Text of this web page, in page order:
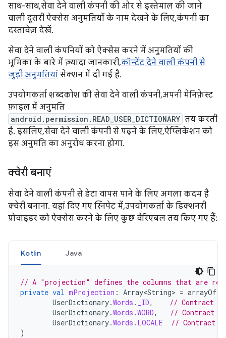
साथ-साथ, सेवा देने वाली कंपनी की ओर से इस्तेमाल की जाने
वाली दूसरी ऐक्सेस अनुमतियों के नाम देखने के लिए, कंपनी का
दस्तावेज़ देखें.
सेवा देने वाली कंपनियों को ऐक्सेस करने में अनुमतियों की
भूमिका के बारे में ज़्यादा जानकारी,कॉन्टेंट देने वाली कंपनी से
जुड़ी अनुमतियां सेक्शन में दी गई है.
उपयोगकर्ता शब्दकोश की सेवा देने वाली कंपनी, अपनी मेनिफ़ेस्ट
फ़ाइल में अनुमति
android.permission.READ_USER_DICTIONARY तय करती
है. इसलिए, सेवा देने वाली कंपनी से पढ़ने के लिए, ऐप्लिकेशन को
इस अनुमति का अनुरोध करना होगा.
क्वेरी बनाएं
सेवा देने वाली कंपनी से डेटा वापस पाने के लिए अगला कदम है
क्वेरी बनाना. यहां दिए गए स्निपेट में, उपयोगकर्ता के डिक्शनरी
प्रोवाइडर को ऐक्सेस करने के लिए कुछ वैरिएबल तय किए गए हैं:
Kotlin Java
// A "projection" defines the columns that are
private val mProjection : Array<String> = arrayOf
UserDictionary.Words . _ID,
// Contract
UserDictionary.Words .WORD,
// Contract
UserDictionary.Words . LOCALE
// Contract
)